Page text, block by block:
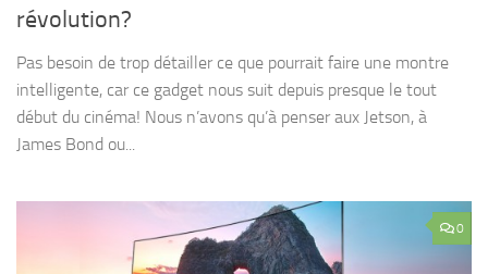
révolution?
Pas besoin de trop détailler ce que pourrait faire une montre
intelligente, car ce gadget nous suit depuis presque le tout
début du cinéma! Nous n’avons qu’à penser aux Jetson, à
James Bond ou...
0